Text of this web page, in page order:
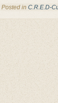
Posted in C.R.E.D-